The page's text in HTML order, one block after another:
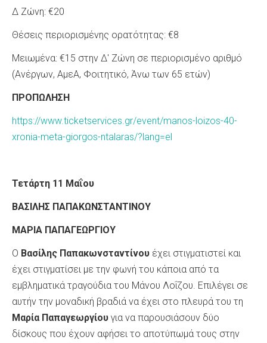
Δ Ζώνη: €20
Θέσεις περιορισμένης ορατότητας: €8
Μειωμένα: €15 στην Δ' Ζώνη σε περιορισμένο αριθμό
(Ανέργων, ΑμεΑ, Φοιτητικό, Άνω των 65 ετών)
ΠΡΟΠΩΛΗΣΗ
https://www.ticketservices.gr/event/manos-loizos-40-
xronia-meta-giorgos-ntalaras/?lang=el
Τετάρτη 11 Μαΐου
ΒΑΣΙΛΗΣ ΠΑΠΑΚΩΝΣΤΑΝΤΙΝΟΥ
ΜΑΡΙΑ ΠΑΠΑΓΕΩΡΓΙΟΥ
Ο Βασίλης Παπακωνσταντίνου έχει στιγματιστεί και
έχει στιγματίσει με την φωνή του κάποια από τα
εμβληματικά τραγούδια του Μάνου Λοΐζου. Επιλέγει σε
αυτήν την μοναδική βραδιά να έχει στο πλευρά του τη
Μαρία Παπαγεωργίου για να παρουσιάσουν δύο
δίσκους που έχουν αφήσει το αποτύπωμά τους στην